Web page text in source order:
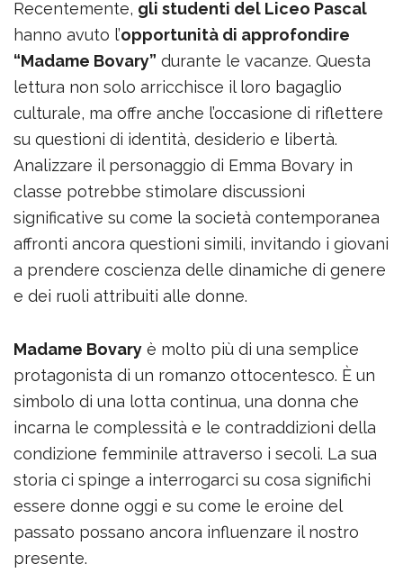
Recentemente, gli studenti del Liceo Pascal
hanno avuto l’opportunità di approfondire
“Madame Bovary” durante le vacanze. Questa
lettura non solo arricchisce il loro bagaglio
culturale, ma offre anche l’occasione di riflettere
su questioni di identità, desiderio e libertà.
Analizzare il personaggio di Emma Bovary in
classe potrebbe stimolare discussioni
significative su come la società contemporanea
affronti ancora questioni simili, invitando i giovani
a prendere coscienza delle dinamiche di genere
e dei ruoli attribuiti alle donne.
Madame Bovary è molto più di una semplice
protagonista di un romanzo ottocentesco. È un
simbolo di una lotta continua, una donna che
incarna le complessità e le contraddizioni della
condizione femminile attraverso i secoli. La sua
storia ci spinge a interrogarci su cosa significhi
essere donne oggi e su come le eroine del
passato possano ancora influenzare il nostro
presente.